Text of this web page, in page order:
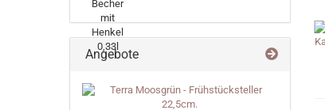
Angebote